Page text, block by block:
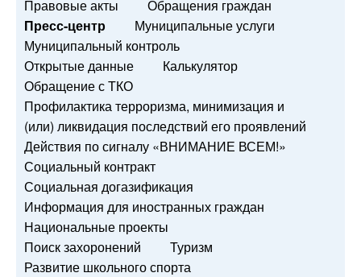
Правовые акты
Обращения граждан
Пресс-центр
Муниципальные услуги
Муниципальный контроль
Открытые данные
Калькулятор
Обращение с ТКО
Профилактика терроризма, минимизация и
(или) ликвидация последствий его проявлений
Действия по сигналу «ВНИМАНИЕ ВСЕМ!»
Социальный контракт
Социальная догазификация
Информация для иностранных граждан
Национальные проекты
Поиск захоронений
Туризм
Развитие школьного спорта